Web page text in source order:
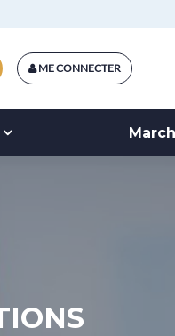
ME CONNECTER